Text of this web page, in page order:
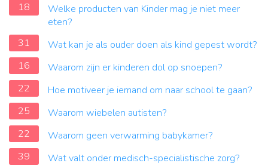
18
Welke producten van Kinder mag je niet meer
eten?
31
Wat kan je als ouder doen als kind gepest wordt?
16
Waarom zijn er kinderen dol op snoepen?
22
Hoe motiveer je iemand om naar school te gaan?
25
Waarom wiebelen autisten?
22
Waarom geen verwarming babykamer?
39
Wat valt onder medisch-specialistische zorg?